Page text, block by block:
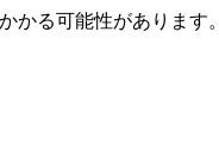
かる可能性があります。